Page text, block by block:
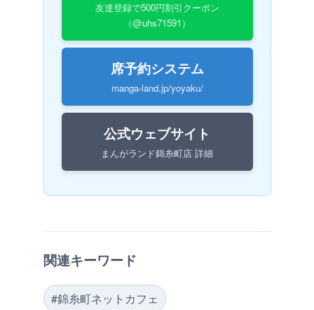
友達登録で500円割引クーポン
（@uhs71591）
席予約システム
manga-land.jp/yoyaku/
公式ウェブサイト
まんがランド錦糸町店 詳細
関連キーワード
#錦糸町ネットカフェ